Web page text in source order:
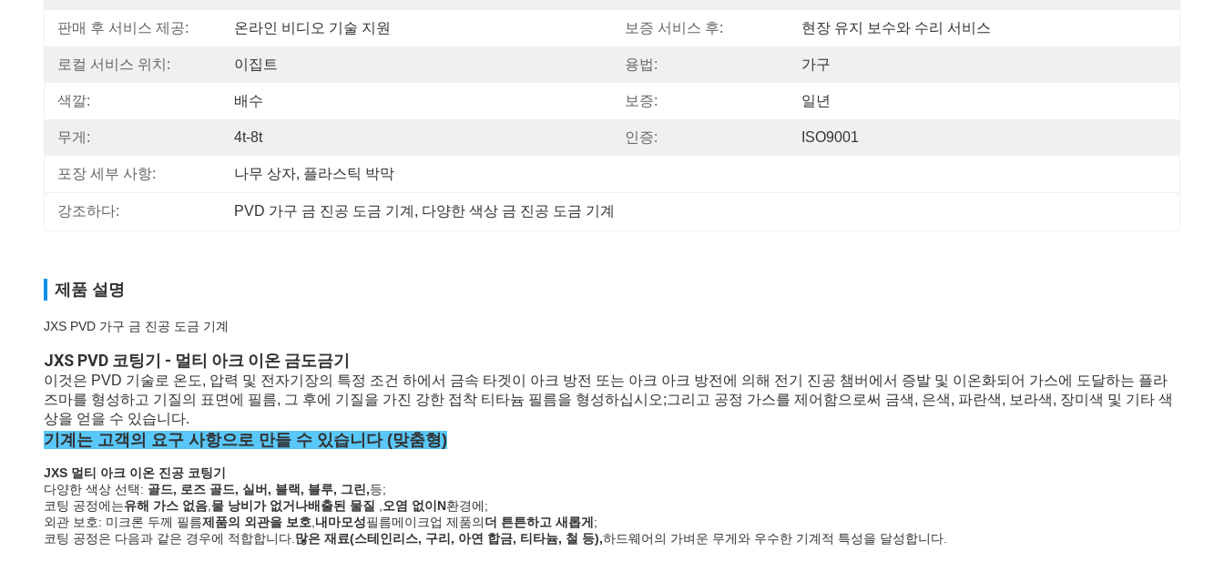
판매 후 서비스 제공: 온라인 비디오 기술 지원 보증 서비스 후: 현장 유지 보수와 수리 서비스
로컬 서비스 위치: 이집트 용법: 가구
색깔: 배수 보증: 일년
무게: 4t-8t 인증: ISO9001
포장 세부 사항: 나무 상자, 플라스틱 박막
강조하다: PVD 가구 금 진공 도금 기계 , 다양한 색상 금 진공 도금 기계
제품 설명
JXS PVD 가구 금 진공 도금 기계
JXS PVD 코팅기 - 멀티 아크 이온 금도금기
이것은 PVD 기술로 온도, 압력 및 전자기장의 특정 조건 하에서 금속 타겟이 아크 방전 또는 아크 아크 방전에 의해 전기 진공 챔버에서 증발 및 이온화되어 가스에 도달하는 플라
즈마를 형성하고 기질의 표면에 필름, 그 후에 기질을 가진 강한 접착 티타늄 필름을 형성하십시오;그리고 공정 가스를 제어함으로써 금색, 은색, 파란색, 보라색, 장미색 및 기타 색
상을 얻을 수 있습니다.
기계는 고객의 요구 사항으로 만들 수 있습니다 (맞춤형)
JXS 멀티 아크 이온 진공 코팅기
다양한 색상 선택: 골드, 로즈 골드, 실버, 블랙, 블루, 그린,등;
코팅 공정에는유해 가스 없음 물 낭비가 없거나배출된 물질 오염 없이 N환경에;
외관 보호: 미크론 두께 필름제품의 외관을 보호 내마모성필름메이크업 제품의더 튼튼하고 새롭게 ;
코팅 공정은 다음과 같은 경우에 적합합니다. 많은 재료(스테인리스, 구리, 아연 합금, 티타늄, 철 등),하드웨어의 가벼운 무게와 우수한 기계적 특성을 달성합니다.